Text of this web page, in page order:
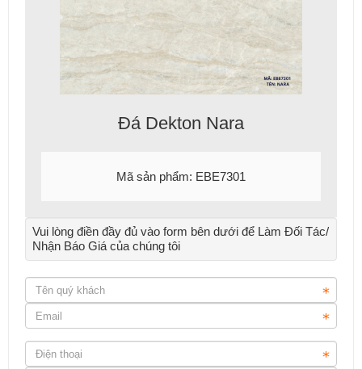
Đá Dekton Nara
Mã sản phẩm: EBE7301
Vui lòng điền đầy đủ vào form bên dưới để Làm Đối Tác/
Nhận Báo Giá của chúng tôi